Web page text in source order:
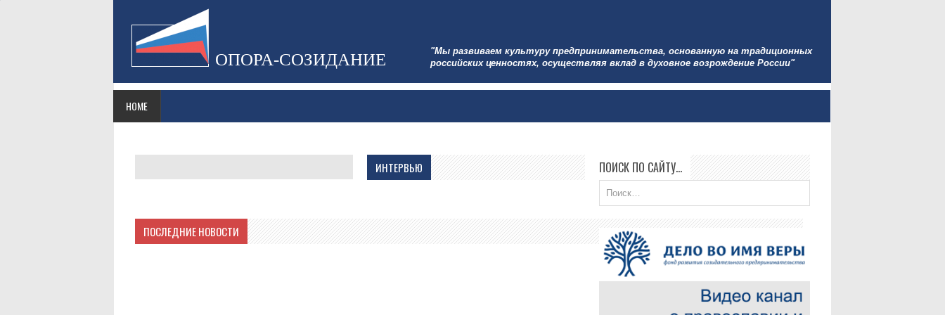
ОПОРА-СОЗИДАНИЕ
"Мы развиваем культуру предпринимательства, основанную на традиционных
российских ценностях, осуществляя вклад в духовное возрождение России"
HOME
ИНТЕРВЬЮ
ПОСЛЕДНИЕ НОВОСТИ
ПОИСК ПО САЙТУ…